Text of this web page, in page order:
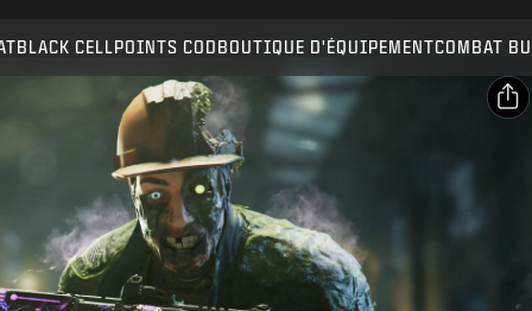
BLACK CELL POINTS COD BOUTIQUE D'ÉQUIPEMENTCOMBAT
ENVOYER
CONFIRMER L'ACHAT
ANNULER
Activision peut mettre à jour, remplacer ou supprimer
ce contenu en jeu à tout moment.
X